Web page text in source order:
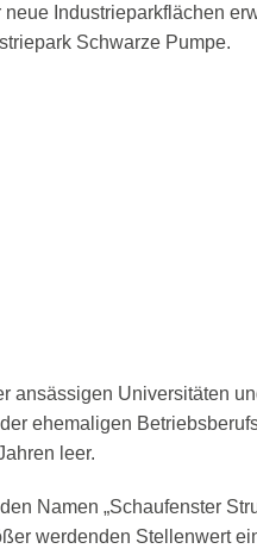
Industrieparkflächen
Schwarze Pumpe.
ansässigen Universitäten
ehemaligen
leer.
Namen „Schaufenster
werdenden Stellenwert